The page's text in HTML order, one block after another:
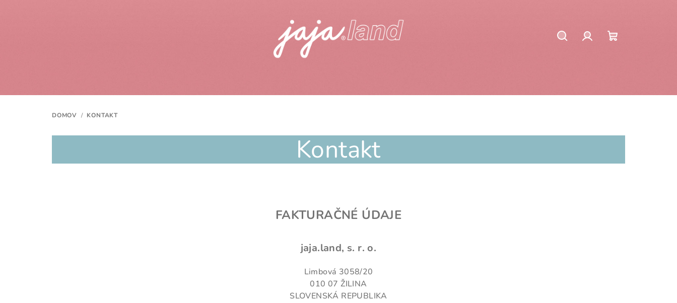
DOMOV / KONTAKT
Kontakt
FAKTURAČNÉ ÚDAJE
jaja.land, s. r. o.
Limbová 3058/20
010 07 ŽILINA
SLOVENSKÁ REPUBLIKA